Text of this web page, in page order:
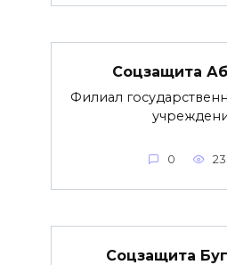
Соцзащита
Филиал
0
Соцзащита